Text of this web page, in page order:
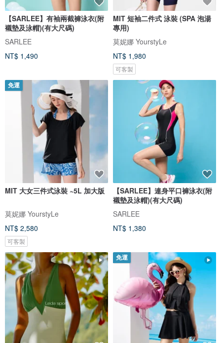
【SARLEE】有袖兩截褲泳衣(附
襯墊及泳帽)(有大尺碼)
SARLEE
NT$ 1,490
MIT 短袖二件式 泳裝 (SPA 泡湯
專用)
莫妮娜 YourstyLe
NT$ 1,980
可客製
免運
MIT 大女三件式泳裝 ~5L 加大版
莫妮娜 YourstyLe
NT$ 2,580
可客製
【SARLEE】連身平口褲泳衣(附
襯墊及泳帽)(有大尺碼)
SARLEE
NT$ 1,380
免運